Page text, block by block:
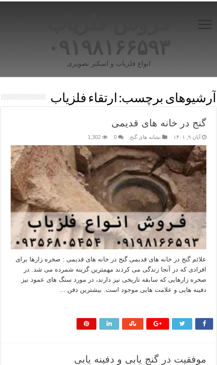
۰۹۱۹۸۱۶۶۵۹۳
انواع فلزیاب و اسکنر تصویری
آرشیوهای برچسب: ارتقاء فلزیاب
گنج در خانه های قدیمی
آبان ۹, ۱۴۰۱ نشانه های گنج 0
1,302
علائم گنج در خانه های قدیمی گنج در خانه های قدیمی : صخره زارها برای
افرادی که در آنجا زندگی می کردند مهمترین گزینه شمرده می شد. در
صخره زارهایی که سابقه تاریخی نیز دارند، در مورد سنگ های عمود نیز
دفینه هایی و علامت هایی موجود است. بیشترین دفن …
موفقیت در گنج یابی و دفینه یابی